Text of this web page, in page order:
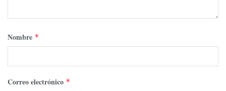
Nombre *
Correo electrónico *